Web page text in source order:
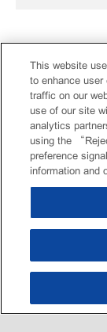
This website
to enhance user
traffic on our
use of our site
analytics
using the
preference
information and